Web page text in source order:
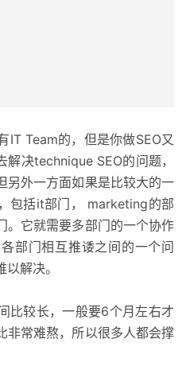
IT Team的，但是你做SEO又
决technique SEO的问题，
另外一方面如果是比较大的一
包括it部门， marketing的部
。它就需要多部门的一个协作
部门相互推诿之间的一个问
解决。
比较长，一般要6个月左右才
非常难熬，所以很多人都会撑